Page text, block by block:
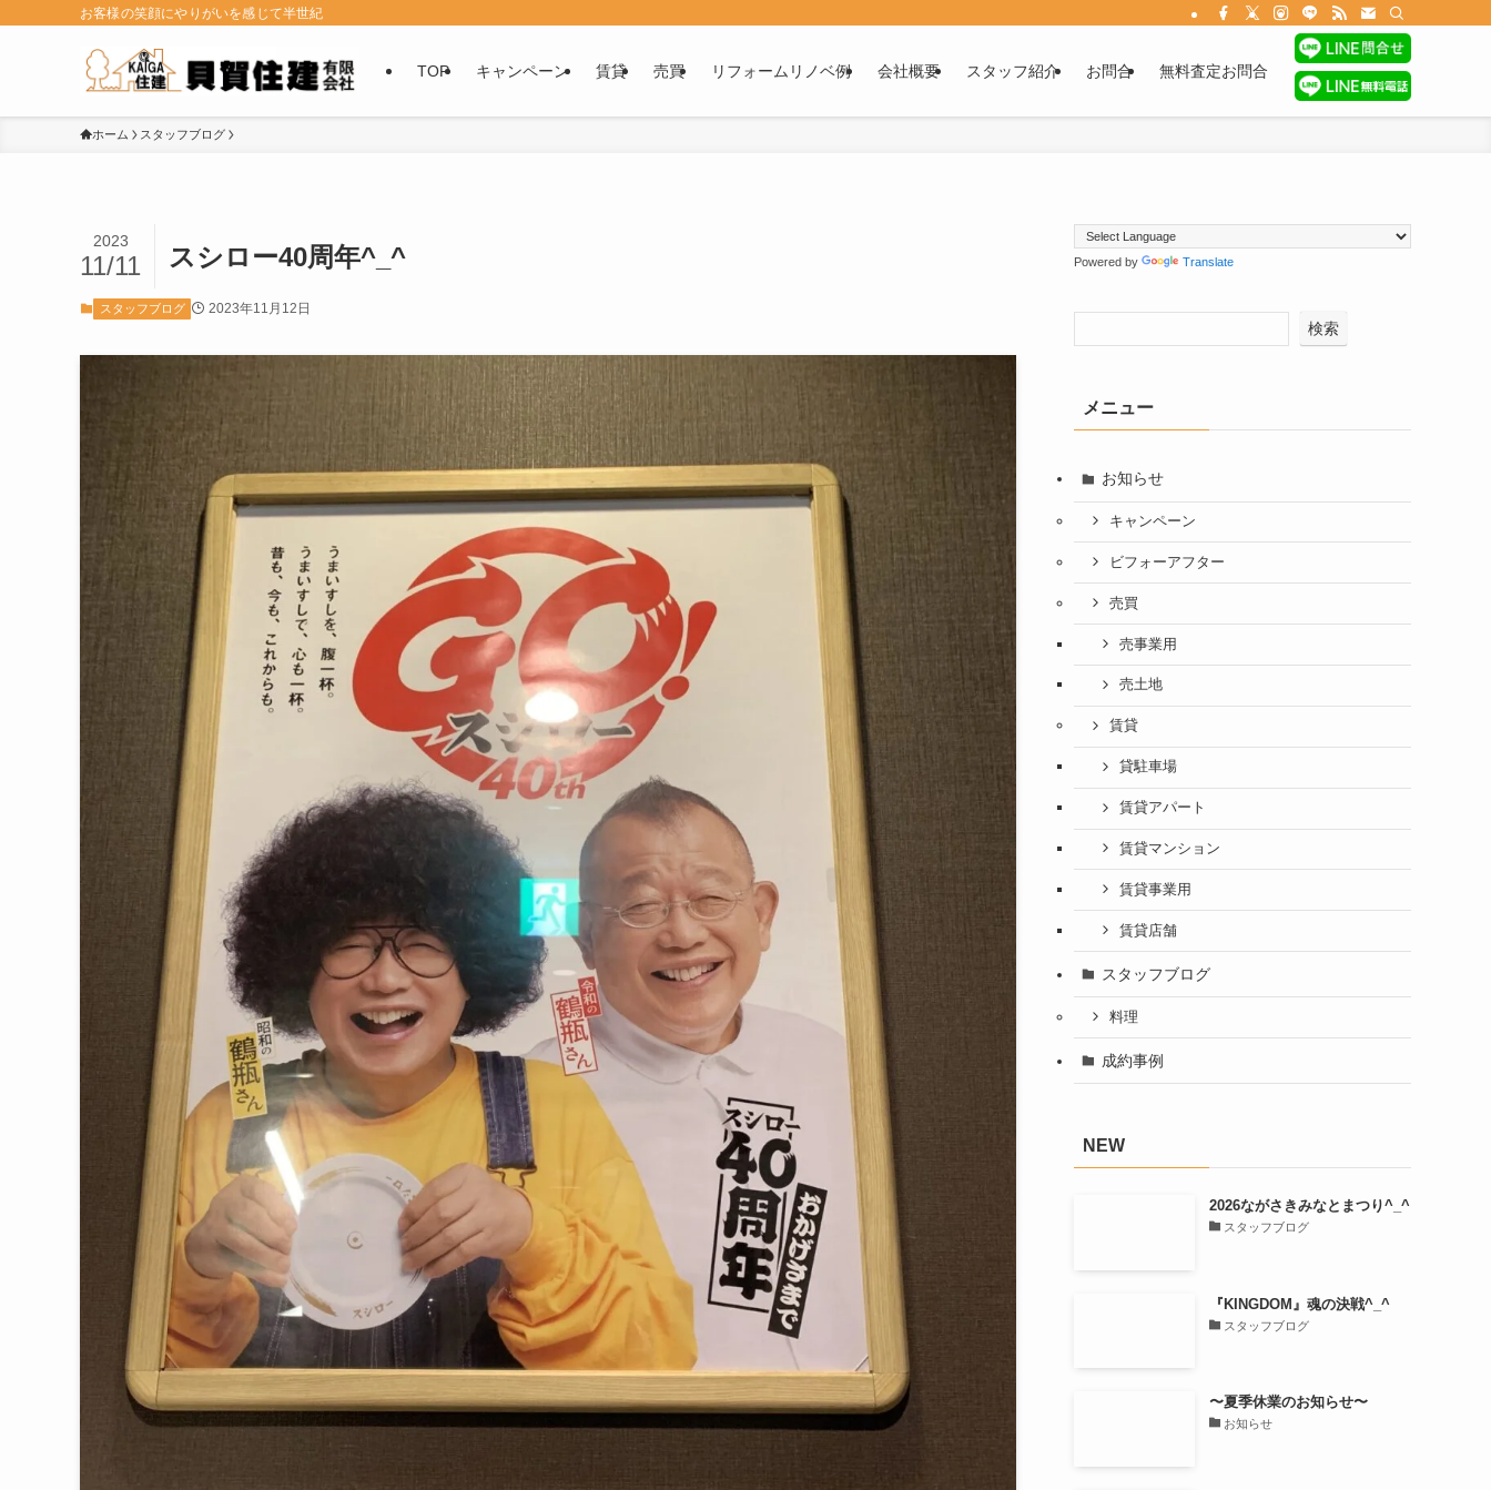
お客様の笑顔にやりがいを感じて半世紀
TOP キャンペーン 賃貸 売買 リフォームリノベ例 会社概要 スタッフ紹介 お問合 無料査定お問合
ホーム スタッフブログ
スシロー40周年^_^
2023
11/11
スタッフブログ 2023年11月12日
Powered by Translate
検索
メニュー
お知らせ
キャンペーン
ビフォーアフター
売買
売事業用
売土地
賃貸
貸駐車場
賃貸アパート
賃貸マンション
賃貸事業用
賃貸店舗
スタッフブログ
料理
成約事例
NEW
2026ながさきみなとまつり^_^
スタッフブログ
『KINGDOM』魂の決戦^_^
スタッフブログ
〜夏季休業のお知らせ〜
お知らせ